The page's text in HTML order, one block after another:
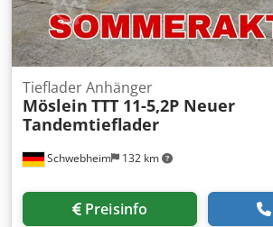
Schwebheim 132 km
Tieflader Anhänger
Möslein TTT 11-5,2P Neuer
Tandemtieflader
Preisinfo